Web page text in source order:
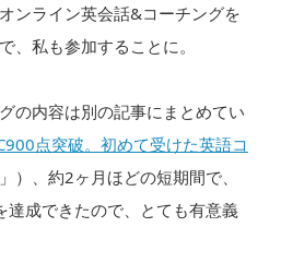
ンライン英会話&コーチングを
、私も参加することに。
の内容は別の記事にまとめてい
点突破。初めて受けた英語コ
」）、約2ヶ月ほどの短期間で、
達成できたので、とても有意義